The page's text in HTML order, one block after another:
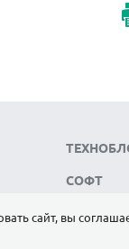
СОФТ
НАУКА
сайт, вы